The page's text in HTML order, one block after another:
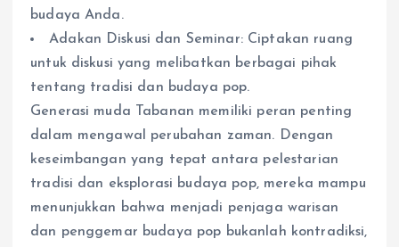
budaya Anda.
Adakan Diskusi dan Seminar: Ciptakan ruang
untuk diskusi yang melibatkan berbagai pihak
tentang tradisi dan budaya pop.
Generasi muda Tabanan memiliki peran penting
dalam mengawal perubahan zaman. Dengan
keseimbangan yang tepat antara pelestarian
tradisi dan eksplorasi budaya pop, mereka mampu
menunjukkan bahwa menjadi penjaga warisan
dan penggemar budaya pop bukanlah kontradiksi,